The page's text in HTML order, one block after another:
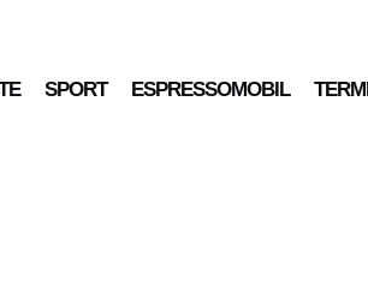
SPORT ESPRESSOMOBIL